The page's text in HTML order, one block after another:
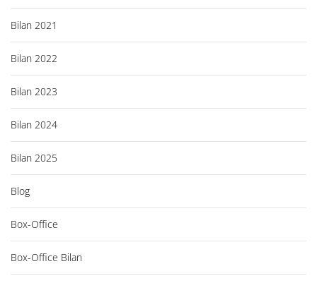
Bilan 2021
Bilan 2022
Bilan 2023
Bilan 2024
Bilan 2025
Blog
Box-Office
Box-Office Bilan